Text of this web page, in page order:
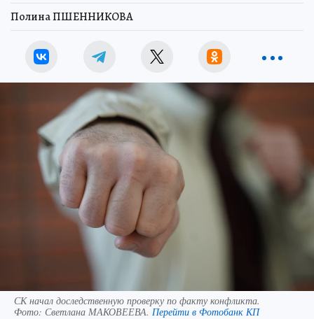
Полина ПШЕННИКОВА
СК начал доследственную проверку по факту конфликта.
Фото: Светлана МАКОВЕЕВА. Перейти в Фотобанк КП